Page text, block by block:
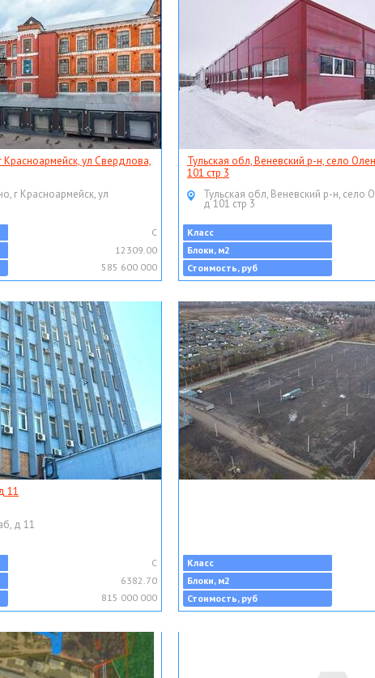
ул Свердлова,
г Красноармейск, ул
C
12309.00
585 600 000
Тульская обл, Веневский р-н, село
101 стр 3
Тульская обл, Веневский р-н, село
д 101 стр 3
Класс
Блоки, м2
Стоимость, руб
11
д 11
C
6382.70
815 000 000
Класс
Блоки, м2
Стоимость, руб